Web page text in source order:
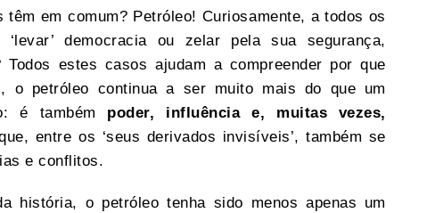
em comum? Petróleo! Curiosamente, a todos os
democracia ou zelar pela sua segurança,
Todos estes casos ajudam a compreender por que
o petróleo continua a ser muito mais do que um
é também poder, influência e, muitas vezes,
entre os ‘seus derivados invisíveis’, também se
e conflitos.
história, o petróleo tenha sido menos apenas um